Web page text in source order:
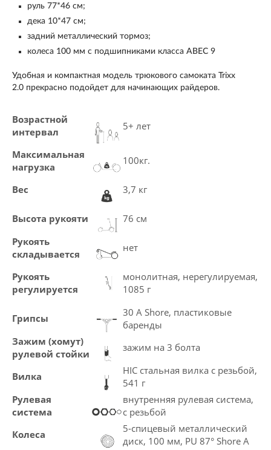
руль 77*46 см;
дека 10*47 см;
задний металлический тормоз;
колеса 100 мм с подшипниками класса ABEC 9
Удобная и компактная модель трюкового самоката Trixx
2.0 прекрасно подойдет для начинающих райдеров.
Возрастной
интервал
5+ лет
Максимальная
нагрузка
100кг.
Вес 3,7 кг
Высота рукояти
76 см
Рукоять
складывается
нет
Рукоять
регулируется
монолитная, нерегулируемая,
1085 г
Грипсы
30 A Shore, пластиковые
баренды
Зажим (хомут)
рулевой стойки
зажим на 3 болта
Вилка
HIC стальная вилка с резьбой,
541 г
Рулевая
система
внутренняя рулевая система,
с резьбой
Колеса
5-спицевый металлический
диск, 100 мм, PU 87° Shore A